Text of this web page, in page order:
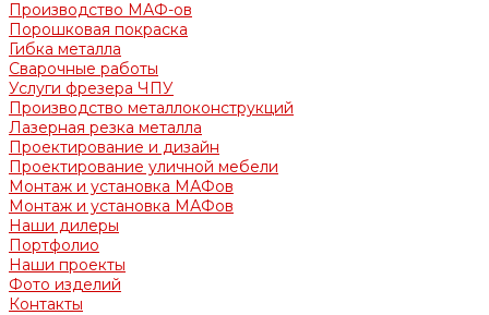
Производство МАФ-ов
Порошковая покраска
Гибка металла
Сварочные работы
Услуги фрезера ЧПУ
Производство металлоконструкций
Лазерная резка металла
Проектирование и дизайн
Проектирование уличной мебели
Монтаж и установка МАФов
Монтаж и установка МАФов
Наши дилеры
Портфолио
Наши проекты
Фото изделий
Контакты